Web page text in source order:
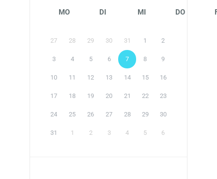
MO DI MI DO
27 28 29 30 31 1 2
3 4 5 6 7 8 9
10 11 12 13 14 15 16
17 18 19 20 21 22 23
24 25 26 27 28 29 30
31 1 2 3 4 5 6